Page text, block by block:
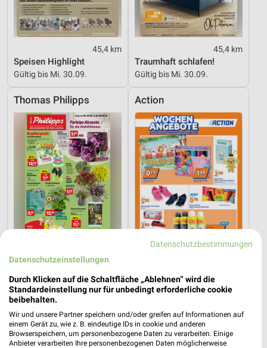
45,4 km
Speisen Highlight
Gültig bis Mi. 30.09.
45,4 km
Traumhaft schlafen!
Gültig bis Mi. 30.09.
Thomas Philipps
5,8 km
Angebote ab 03.08.
Gültig bis Sa. 08.08.
Action
21,5 km
Angebote ab 05.08.
Möbel Boss NORMA
Datenschutzbestimmungen
Datenschutzeinstellungen
Durch Klicken auf die Schaltfläche „Ablehnen“ wird die
Standardeinstellung nur für unbedingt erforderliche cookie
beibehalten.
Wir und unsere Partner speichern und/oder greifen auf Informationen auf
einem Gerät zu, wie z. B. eindeutige IDs in cookie und anderen
Browserspeichern, um personenbezogene Daten zu verarbeiten. Einige
Anbieter verarbeiten Ihre personenbezogenen Daten möglicherweise